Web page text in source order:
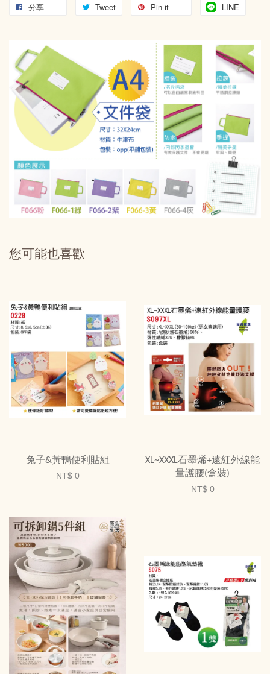
分享 Tweet Pin it LINE
您可能也喜歡
兔子&黃鴨便利貼組
NT$ 0
XL~XXXL石墨烯+遠紅外線能
量護腰(盒裝)
NT$ 0